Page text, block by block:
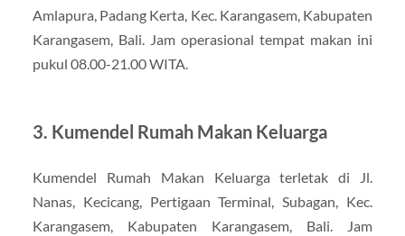
Amlapura, Padang Kerta, Kec. Karangasem, Kabupaten
Karangasem, Bali. Jam operasional tempat makan ini
pukul 08.00-21.00 WITA.
3. Kumendel Rumah Makan Keluarga
Kumendel Rumah Makan Keluarga terletak di Jl.
Nanas, Kecicang, Pertigaan Terminal, Subagan, Kec.
Karangasem, Kabupaten Karangasem, Bali. Jam